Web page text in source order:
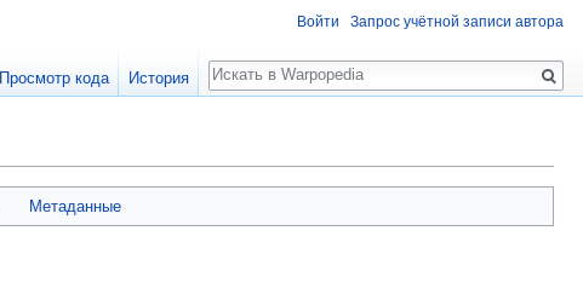
Метаданные
Войти Запрос учётной записи автора
Просмотр кода История
Поиск